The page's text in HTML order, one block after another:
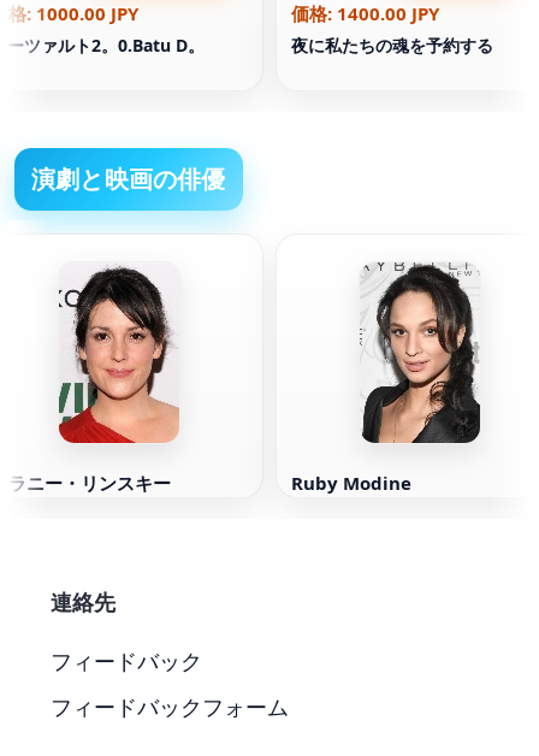
格: 1000.00 JPY
ーツァルト2。0.Batu D。
価格: 1400.00 JPY
夜に私たちの魂を予約する
演劇と映画の俳優
ラニー・リンスキー Ruby Modine
連絡先
フィードバック
フィードバックフォーム